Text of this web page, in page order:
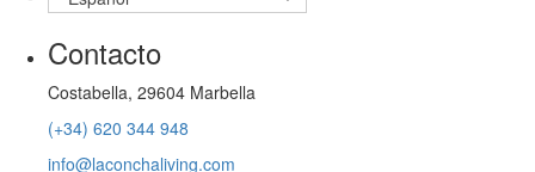
Contacto
Costabella, 29604 Marbella
(+34) 620 344 948
info@laconchaliving.com